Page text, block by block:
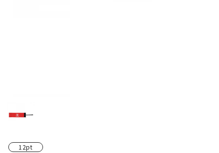
12pt